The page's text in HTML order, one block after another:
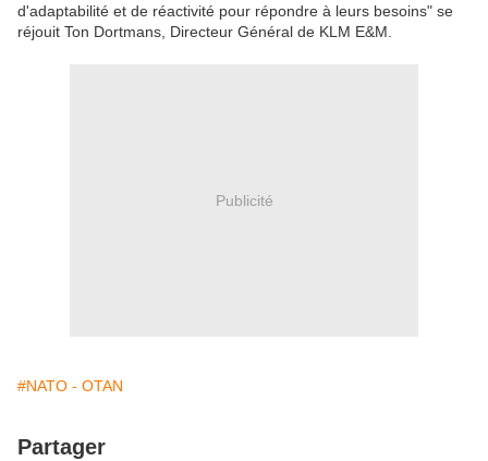
d'adaptabilité et de réactivité pour répondre à leurs besoins" se
réjouit Ton Dortmans, Directeur Général de KLM E&M.
Publicité
#NATO - OTAN
Partager